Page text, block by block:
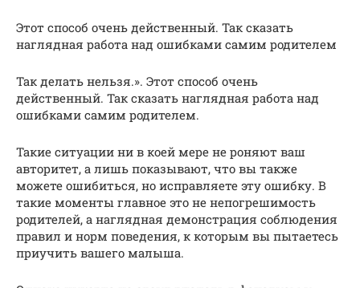
Этот способ очень действенный. Так сказать
наглядная работа над ошибками самим родителем
Так делать нельзя.». Этот способ очень
действенный. Так сказать наглядная работа над
ошибками самим родителем.
Такие ситуации ни в коей мере не роняют ваш
авторитет, а лишь показывают, что вы также
можете ошибиться, но исправляете эту ошибку. В
такие моменты главное это не непогрешимость
родителей, а наглядная демонстрация соблюдения
правил и норм поведения, к которым вы пытаетесь
приучить вашего малыша.